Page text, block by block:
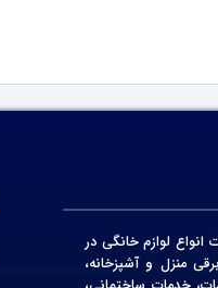
تعمیرات انواع لوازم خانگی در
منزل و آشپزخانه،